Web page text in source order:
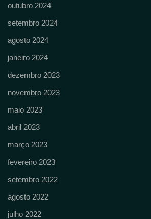
outubro 2024
setembro 2024
agosto 2024
janeiro 2024
dezembro 2023
novembro 2023
maio 2023
abril 2023
março 2023
fevereiro 2023
setembro 2022
agosto 2022
julho 2022